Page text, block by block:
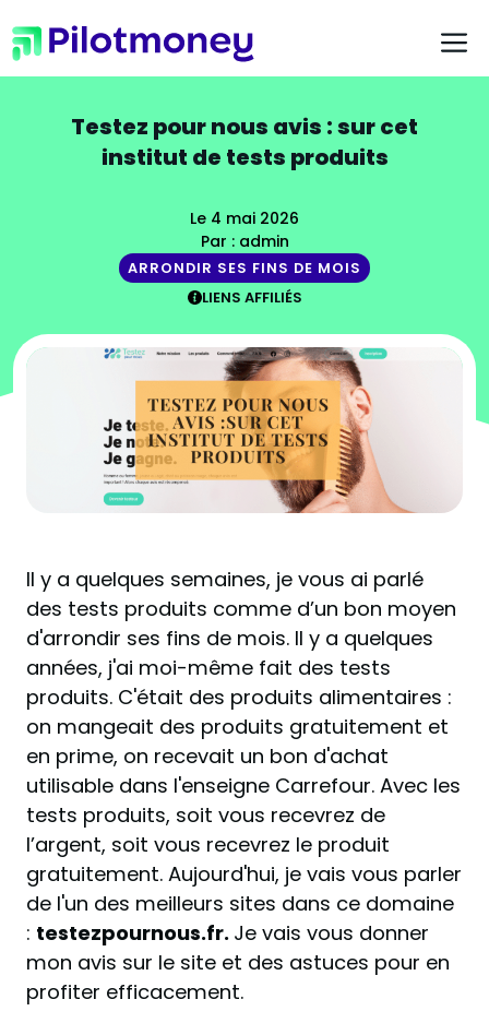
Aller
au
contenu
Testez pour nous avis : sur cet
institut de tests produits
Le 4 mai 2026
Par : admin
ARRONDIR SES FINS DE MOIS
LIENS AFFILIÉS
Il y a quelques semaines, je vous ai parlé
des tests produits comme d’un bon moyen
d'arrondir ses fins de mois. Il y a quelques
années, j'ai moi-même fait des tests
produits. C'était des produits alimentaires :
on mangeait des produits gratuitement et
en prime, on recevait un bon d'achat
utilisable dans l'enseigne Carrefour. Avec les
tests produits, soit vous recevrez de
l’argent, soit vous recevrez le produit
gratuitement. Aujourd'hui, je vais vous parler
de l'un des meilleurs sites dans ce domaine
: testezpournous.fr. Je vais vous donner
mon avis sur le site et des astuces pour en
profiter efficacement.